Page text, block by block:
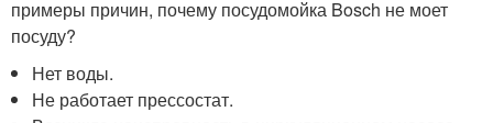
примеры причин, почему посудомойка Bosch не моет
посуду?
Нет воды.
Не работает прессостат.